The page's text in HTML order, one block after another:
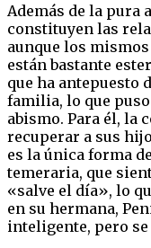
Además de la pura
constituyen las
aunque los
están bastante
que ha antepuesto
familia, lo que
abismo. Para él, la
recuperar a sus
es la única forma
temeraria, que
«salve el día», lo
en su hermana,
inteligente, pero